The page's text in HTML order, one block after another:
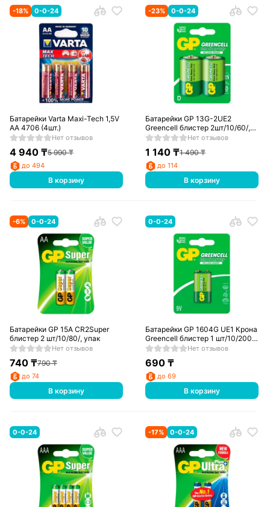
-18% 0-0-24
Батарейки Varta Maxi-Tech 1,5V
AA 4706 (4шт.)
Нет отзывов
4 940₸5 990₸
до 494
В корзину
-23% 0-0-24
Батарейки GP 13G-2UE2
Greencell блистер 2шт/10/60/,
упак
Нет отзывов
1 140 ₸1 490₸
до 114
В корзину
-6% 0-0-24
Батарейки GP 15A CR2Super
блистер 2 шт/10/80/, упак
Нет отзывов
740₸790₸
до 74
В корзину
0-0-24
Батарейки GP 1604G UE1 Крона
Greencell блистер 1 шт/10/200/,
упак
Нет отзывов
690 ₸
до 69
В корзину
0-0-24 -17% 0-0-24